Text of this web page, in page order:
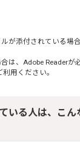
が添付されている場
合は、Adobe Readerが
用ください。
いる人は、こ